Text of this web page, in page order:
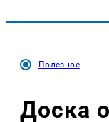
Полезное
Доска